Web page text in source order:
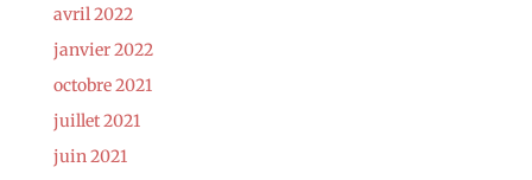
avril 2022
janvier 2022
octobre 2021
juillet 2021
juin 2021